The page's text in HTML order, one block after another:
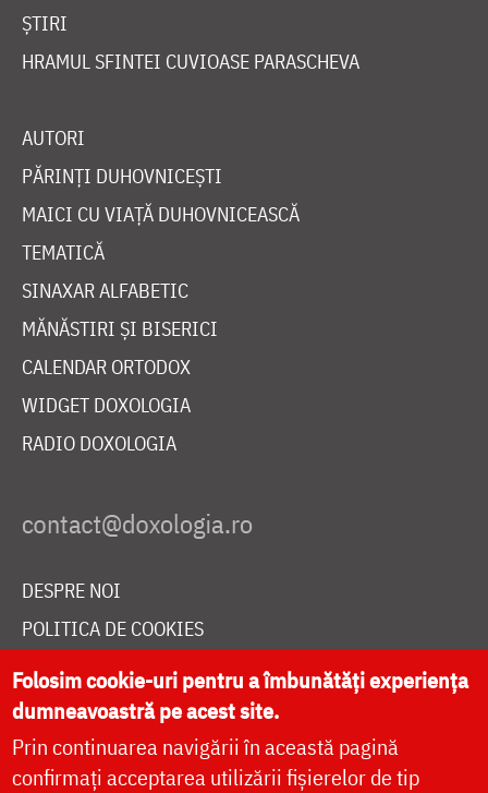
ȘTIRI
HRAMUL SFINTEI CUVIOASE PARASCHEVA
AUTORI
PĂRINȚI DUHOVNICEȘTI
MAICI CU VIAȚĂ DUHOVNICEASCĂ
TEMATICĂ
SINAXAR ALFABETIC
MĂNĂSTIRI ȘI BISERICI
CALENDAR ORTODOX
WIDGET DOXOLOGIA
RADIO DOXOLOGIA
DESPRE NOI
POLITICA DE COOKIES
DONEAZĂ ONLINE PENTRU CATEDRALA NAȚIONALĂ
LIVE
Folosim cookie-uri pentru a îmbunătăți experiența
dumneavoastră pe acest site.
Prin continuarea navigării în această pagină
confirmați acceptarea utilizării fișierelor de tip